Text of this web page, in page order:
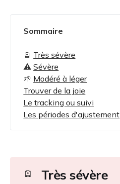
Sommaire
🪫 Très sévère
⚠️Sévère
🌱 Modéré à léger
Trouver de la joie
Le tracking ou suivi
Les périodes d'ajustement
🪫 Très sévère